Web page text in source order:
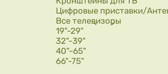
Цифровые приставки/
Все телевизоры
19"-29"
32"-39"
40"-65"
66"-75"